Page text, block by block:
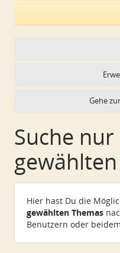
Gehe
Suche nur
Hier hast Du die
gewählten Themas
Benutzern oder